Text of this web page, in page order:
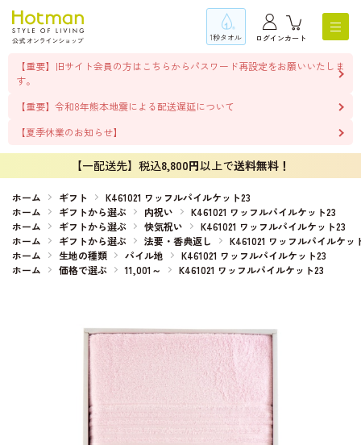
1秒タオル ログインカート
【重要】旧サイト会員の方はこちらからパスワード再設定をお願いいたしま
す。
【重要】令和8年熊本地震による配送遅延について
【夏季休業のお知らせ】
【一配送先】税込8,800円以上で送料無料！
ホーム ギフト
K461021 ワッフルパイルケット23
ホーム
ギフトから選ぶ 内祝い
K461021 ワッフルパイルケット23
ホーム
ギフトから選ぶ 快気祝い
K461021 ワッフルパイルケット23
ホーム
ギフトから選ぶ 法要・香典返し
K461021 ワッフルパイルケッ
ホーム
生地の種類 パイル地
K461021 ワッフルパイルケット23
ホーム
価格で選ぶ 11,001～ K461021 ワッフルパイルケット23